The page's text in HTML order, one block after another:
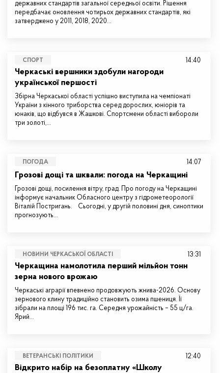
державних стандартів загальної середньої освіти. Рішення
передбачає оновлення чотирьох державних стандартів, які
затверджено у 2011, 2018, 2020…
СПОРТ
Черкаські вершники здобули нагороди
української першості
Збірна Черкаської області успішно виступила на чемпіонаті
України з кінного триборства серед дорослих, юніорів та
юнаків, що відбувся в Жашкові. Спортсмени області вибороли
три золоті,…
14:40
ПОГОДА
Грозові дощі та шквали: погода на Черкащині
Грозові дощі, посилення вітру, град. Про погоду на Черкащині
інформує начальник Обласного центру з гідрометеорології
Віталій Постригань. Сьогодні, у другій половині дня, синоптики
прогнозують…
14:07
НОВИНИ ЧЕРКАСЬКОЇ ОБЛАСТІ
Черкащина намолотила перший мільйон тонн
зерна нового врожаю
Черкаські аграрії впевнено продовжують жнива-2026. Основу
зернового клину традиційно становить озима пшениця. Її
зібрали на площі 196 тис. га. Середня урожайність – 55 ц/га.
Ярий…
13:31
ВЕТЕРАНСЬКІ ПОЛІТИКИ
Відкрито набір на безоплатну «Школу
12:40